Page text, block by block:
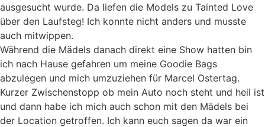
ausgesucht wurde. Da liefen die Models zu Tainted Love
über den Laufsteg! Ich konnte nicht anders und musste
auch mitwippen.
Während die Mädels danach direkt eine Show hatten bin
ich nach Hause gefahren um meine Goodie Bags
abzulegen und mich umzuziehen für Marcel Ostertag.
Kurzer Zwischenstopp ob mein Auto noch steht und heil ist
und dann habe ich mich auch schon mit den Mädels bei
der Location getroffen. Ich kann euch sagen da war ein